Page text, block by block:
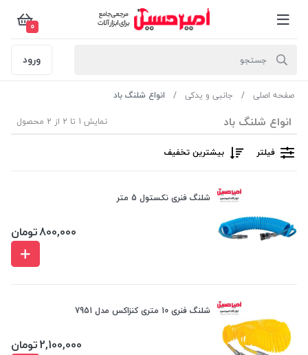
0
ورود
صفحه اصلی جانبی و یدکی انواع شلنگ باد
انواع شلنگ باد نمایش 1 تا 2 از 2 محصول
فیلتر بیشترین تخفیف
شلنگ فنری نکستول 5 متر
800,000تومان
شلنگ فنری 10 متری کنزاکس مدل 7951
2,100,000تومان